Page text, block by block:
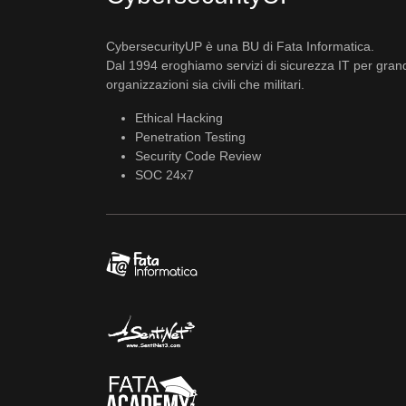
CybersecurityUP è una BU di Fata Informatica.
Dal 1994 eroghiamo servizi di sicurezza IT per
organizzazioni sia civili che militari.
Ethical Hacking
Penetration Testing
Security Code Review
SOC 24x7